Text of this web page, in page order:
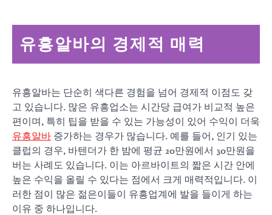
유흥알바의 경제적 매력
유흥알바는 단순히 색다른 경험을 넘어 경제적 이점도 갖
고 있습니다. 많은 유흥업소는 시간당 급여가 비교적 높은
편이며, 특히 팁을 받을 수 있는 가능성이 있어 수익이 더욱
유흥알바 증가하는 경우가 많습니다. 예를 들어, 인기 있는
클럽의 경우, 바텐더가 한 밤에 평균 20만원에서 30만원을
버는 사례도 있습니다. 이는 아르바이트의 짧은 시간 안에
높은 수익을 올릴 수 있다는 점에서 크게 매력적입니다. 이
러한 점이 많은 젊은이들이 유흥업계에 발을 들이게 하는
이유 중 하나입니다.